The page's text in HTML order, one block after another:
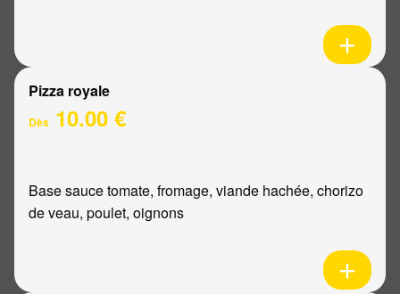
Pizza royale
Dès 10.00 €
Base sauce tomate, fromage, viande hachée, chorizo
de veau, poulet, oignons